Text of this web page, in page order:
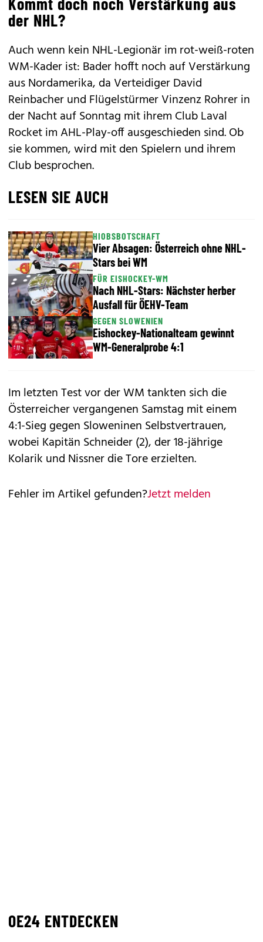
der NHL?
Auch wenn kein NHL-Legionär im rot-weiß-roten
WM-Kader ist: Bader hofft noch auf Verstärkung
aus Nordamerika, da Verteidiger David
Reinbacher und Flügelstürmer Vinzenz Rohrer in
der Nacht auf Sonntag mit ihrem Club Laval
Rocket im AHL-Play-off ausgeschieden sind. Ob
sie kommen, wird mit den Spielern und ihrem
Club besprochen.
LESEN SIE AUCH
HIOBSBOTSCHAFT
Vier Absagen: Österreich ohne NHL-
Stars bei WM
FÜR EISHOCKEY-WM
Nach NHL-Stars: Nächster herber
Ausfall für ÖEHV-Team
GEGEN SLOWENIEN
Eishockey-Nationalteam gewinnt
WM-Generalprobe 4:1
Im letzten Test vor der WM tankten sich die
Österreicher vergangenen Samstag mit einem
4:1-Sieg gegen Sloweninen Selbstvertrauen,
wobei Kapitän Schneider (2), der 18-jährige
Kolarik und Nissner die Tore erzielten.
Fehler im Artikel gefunden?Jetzt melden
OE24 ENTDECKEN